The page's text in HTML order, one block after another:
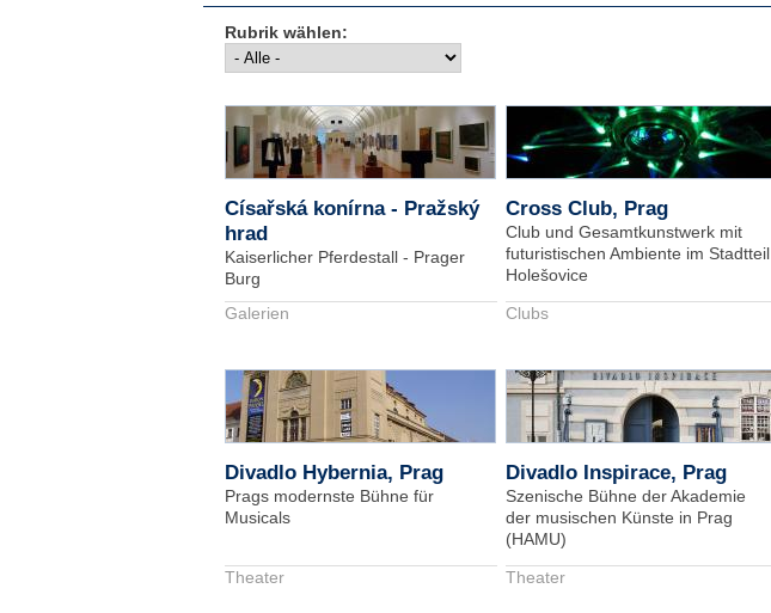
Rubrik wählen:
Císařská konírna - Pražský
hrad
Kaiserlicher Pferdestall - Prager
Burg
Galerien
Cross Club, Prag
Club und Gesamtkunstwerk mit
futuristischen Ambiente im Stadtteil
Holešovice
Clubs
Divadlo Hybernia, Prag
Prags modernste Bühne für
Musicals
Theater
Divadlo Inspirace, Prag
Szenische Bühne der Akademie
der musischen Künste in Prag
(HAMU)
Theater